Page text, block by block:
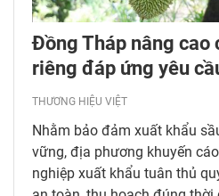
Đồng Tháp nâng cao
riêng đáp ứng yêu
THƯƠNG HIỆU VIỆT
Nhằm bảo đảm xuất khẩu
vững, địa phương khuyến
nghiệp xuất khẩu tuân thủ